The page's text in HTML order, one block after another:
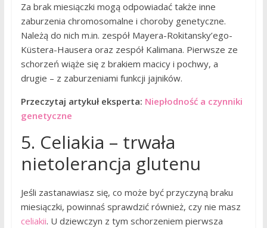
Za brak miesiączki mogą odpowiadać także inne
zaburzenia chromosomalne i choroby genetyczne.
Należą do nich m.in. zespół Mayera-Rokitansky’ego-
Küstera-Hausera oraz zespół Kalimana. Pierwsze ze
schorzeń wiąże się z brakiem macicy i pochwy, a
drugie – z zaburzeniami funkcji jajników.
Przeczytaj artykuł eksperta: Niepłodność a czynniki
genetyczne
5. Celiakia – trwała
nietolerancja glutenu
Jeśli zastanawiasz się, co może być przyczyną braku
miesiączki, powinnaś sprawdzić również, czy nie masz
celiakii. U dziewczyn z tym schorzeniem pierwsza